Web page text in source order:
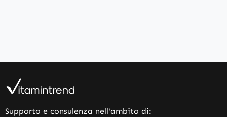
Supporto e consulenza nell'ambito di: